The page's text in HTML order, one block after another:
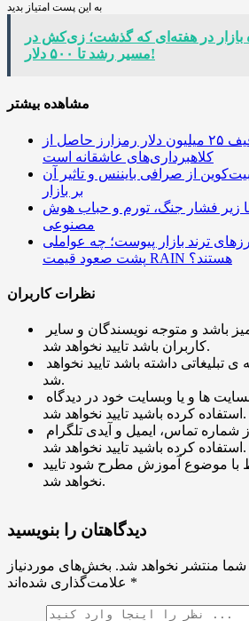
به این پست امتیاز بدید
بازار در هفته‌ای که گذشت؛ زی‌کش در
مسیر رشد تا ۵۰۰ دلار!
مشاهده بیشتر
آمریکا در پی توقیف ۲۵ میلیون دلار رمزارز حاصل از
کلاهبرداری‌های عاشقانه است
دلار بیت‌کوین از صرافی بایننس و تاثیر آن
بر بازار
زیر فشار جنگ، تورم و حباب هوش
مصنوعی
ترند بازار پیوست؛ چه عواملی
پشت صعود قیمت RAIN هستند؟
نظرات کاربران
کاربران باشد تایید نخواهد شد.
شد.
استفاده کرده باشید تایید نخواهد شد.
استفاده کرده باشید تایید نخواهد شد.
با موضوع آموزش مطرح شود تایید
نخواهد شد.
دیدگاهتان را بنویسید
شما منتشر نخواهد شد. بخش‌های موردنیاز
*